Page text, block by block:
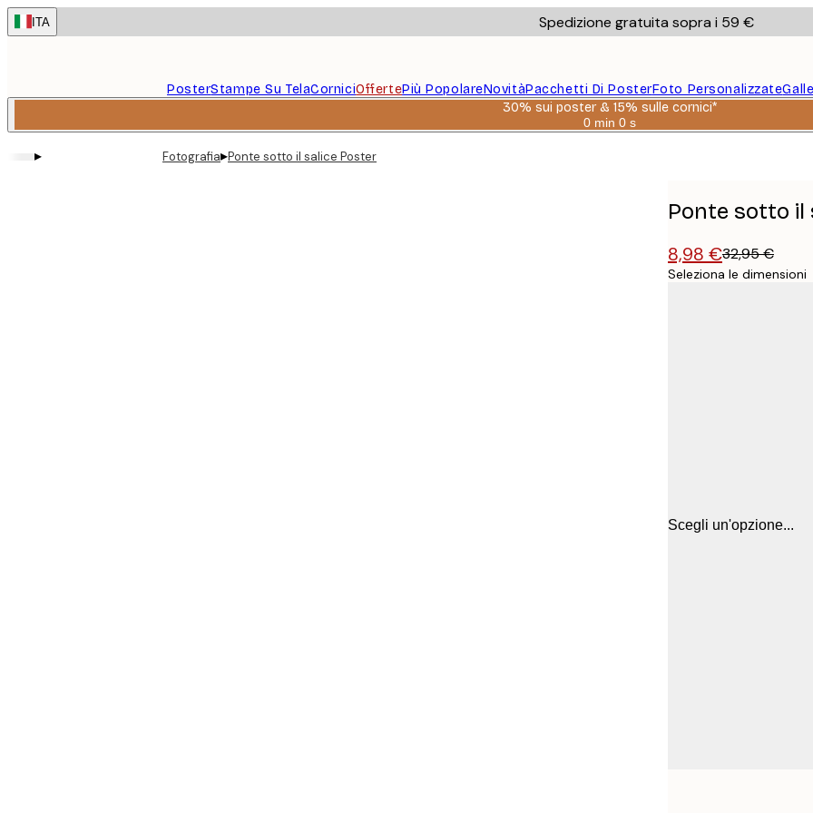
Skip
to
ITA Spedizione gratuita sopra i 59 €
PosterStampe Su TelaCorniciOffertePiù PopolareNovitàPacchetti Di PosterFoto Personalizzate
30% sui poster & 15% sulle cornici*
0 min 0 s
Valido
▸ Fotografia▸Ponte sotto il salice Poster
Ponte sotto il
8,98 €32,95 €
Seleziona le dimensioni
Scegli un'opzione...